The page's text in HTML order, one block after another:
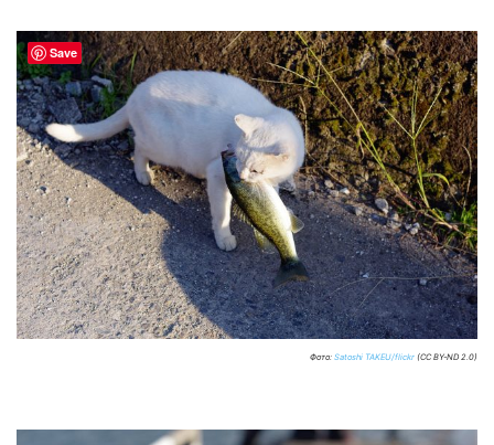
Фото: Satoshi TAKEU/flickr (CC BY-ND 2.0)
Save